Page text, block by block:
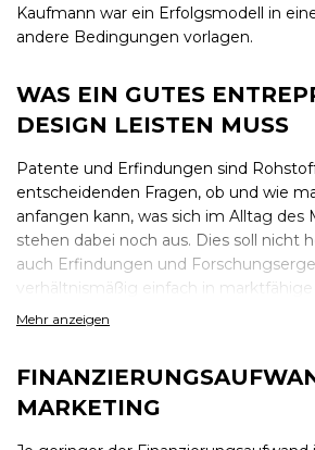
Kaufmann war ein Erfolgsmodell in
andere Bedingungen vorlagen.
WAS EIN GUTES
DESIGN LEISTEN MUSS
Patente und Erfindungen sind
entscheidenden Fragen, ob und wie
anfangen kann, was sich im Alltag des
stehen dabei noch aus. Dies soll nicht
auch Erfindungen und
verhältnismäßig einfach in
umsetzen lassen. Es ist dies jedoch
Marktlogik sind grundverschieden.
Mehr anzeigen
MARKETING